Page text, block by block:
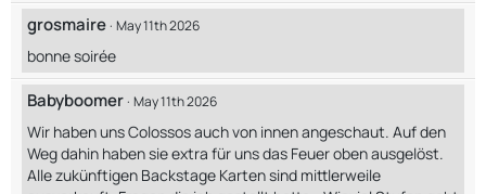
grosmaire May 11th 2026
bonne soirée
Babyboomer May 11th 2026
Wir haben uns Colossos auch von innen angeschaut. Auf den
Weg dahin haben sie extra für uns das Feuer oben ausgelöst.
Alle zukünftigen Backstage Karten sind mittlerweile